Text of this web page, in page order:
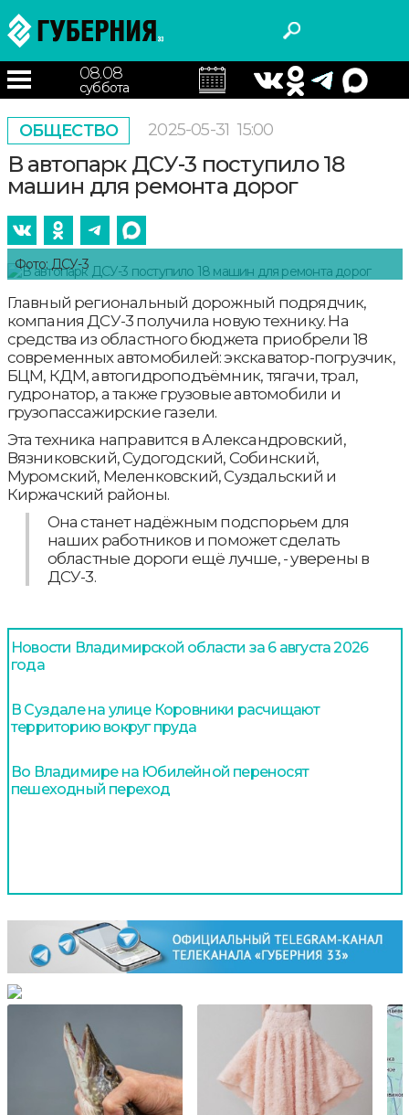
08.08
суббота
ОБЩЕСТВО 2025-05-31 15:00
В автопарк ДСУ-3 поступило 18
машин для ремонта дорог
Фото: ДСУ-3
Главный региональный дорожный подрядчик,
компания ДСУ-3 получила новую технику. На
средства из областного бюджета приобрели 18
современных автомобилей: экскаватор-погрузчик,
БЦМ, КДМ, автогидроподъёмник, тягачи, трал,
гудронатор, а также грузовые автомобили и
грузопассажирские газели.
Эта техника направится в Александровский,
Вязниковский, Судогодский, Собинский,
Муромский, Меленковский, Суздальский и
Киржачский районы.
Она станет надёжным подспорьем для
наших работников и поможет сделать
областные дороги ещё лучше, - уверены в
ДСУ-3.
Новости Владимирской области за 6 августа 2026
года
В Суздале на улице Коровники расчищают
территорию вокруг пруда
Во Владимире на Юбилейной переносят
пешеходный переход